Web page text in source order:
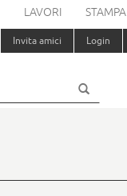
LAVORI STAMPA
Invita amici Login